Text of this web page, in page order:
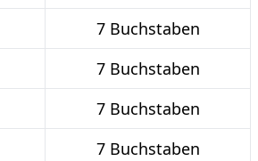
7 Buchstaben
7 Buchstaben
7 Buchstaben
7 Buchstaben